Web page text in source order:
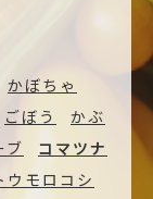
かぼちゃ
ごぼう
かぶ
ブ
コマツナ
ウモロコシ